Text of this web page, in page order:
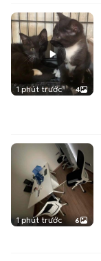
1 phút trước 4
1 phút trước 6